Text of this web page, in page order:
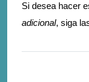
Si desea hacer
adicional, siga